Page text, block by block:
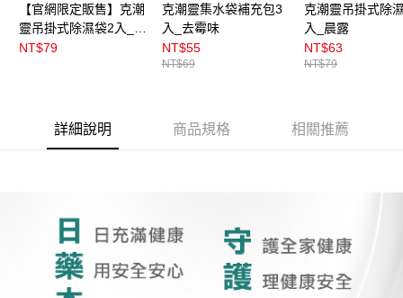
付款後門市自取
每筆NT$100，滿NT$399(含以上)免運費
【官網限定販售】克潮
靈吊掛式除濕袋2入_去
霉味
NT$79
克潮靈集水袋補充包3
入_去霉味
NT$55
NT$69
克潮靈吊掛式除
入_晨露
NT$63
NT$79
詳細說明 商品規格 相關推薦